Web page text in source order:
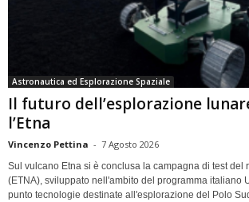
Astronautica ed Esplorazione Spaziale
Il futuro dell’esplorazione
l’Etna
Vincenzo Pettina - 7 Agosto 2026
Sul vulcano Etna si è conclusa la campagna di test del
(ETNA), sviluppato nell'ambito del programma italiano
punto tecnologie destinate all'esplorazione del Polo